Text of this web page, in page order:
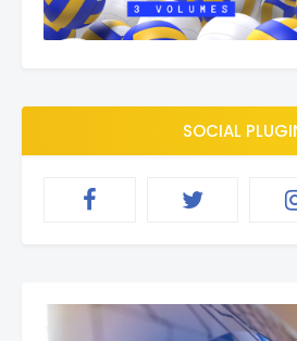
SOCIAL